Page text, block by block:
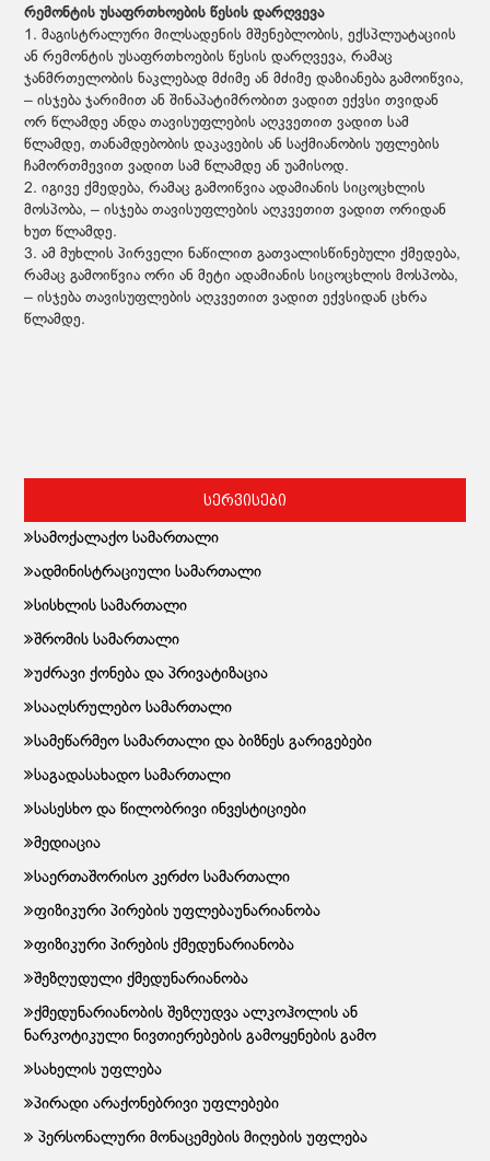
რემონტის უსაფრთხოების წესის დარღვევა
1. მაგისტრალური მილსადენის მშენებლობის, ექსპლუატაციის
ან რემონტის უსაფრთხოების წესის დარღვევა, რამაც
ჯანმრთელობის ნაკლებად მძიმე ან მძიმე დაზიანება გამოიწვია,
– ისჯება ჯარიმით ან შინაპატიმრობით ვადით ექვსი თვიდან
ორ წლამდე ანდა თავისუფლების აღკვეთით ვადით სამ
წლამდე, თანამდებობის დაკავების ან საქმიანობის უფლების
ჩამორთმევით ვადით სამ წლამდე ან უამისოდ.
2. იგივე ქმედება, რამაც გამოიწვია ადამიანის სიცოცხლის
მოსპობა, – ისჯება თავისუფლების აღკვეთით ვადით ორიდან
ხუთ წლამდე.
3. ამ მუხლის პირველი ნაწილით გათვალისწინებული ქმედება,
რამაც გამოიწვია ორი ან მეტი ადამიანის სიცოცხლის მოსპობა,
– ისჯება თავისუფლების აღკვეთით ვადით ექვსიდან ცხრა
წლამდე.
სერვისები
სამოქალაქო სამართალი
ადმინისტრაციული სამართალი
სისხლის სამართალი
შრომის სამართალი
უძრავი ქონება და პრივატიზაცია
სააღსრულებო სამართალი
სამეწარმეო სამართალი და ბიზნეს გარიგებები
საგადასახადო სამართალი
სასესხო და წილობრივი ინვესტიციები
მედიაცია
საერთაშორისო კერძო სამართალი
ფიზიკური პირების უფლებაუნარიანობა
ფიზიკური პირების ქმედუნარიანობა
შეზღუდული ქმედუნარიანობა
ქმედუნარიანობის შეზღუდვა ალკოჰოლის ან
ნარკოტიკული ნივთიერებების გამოყენების გამო
სახელის უფლება
პირადი არაქონებრივი უფლებები
პერსონალური მონაცემების მიღების უფლება